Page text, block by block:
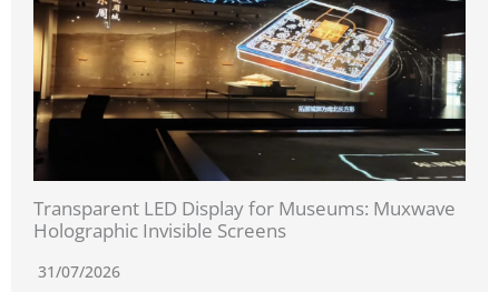
Transparent LED Display for Museums: Muxwave
Holographic Invisible Screens
31/07/2026